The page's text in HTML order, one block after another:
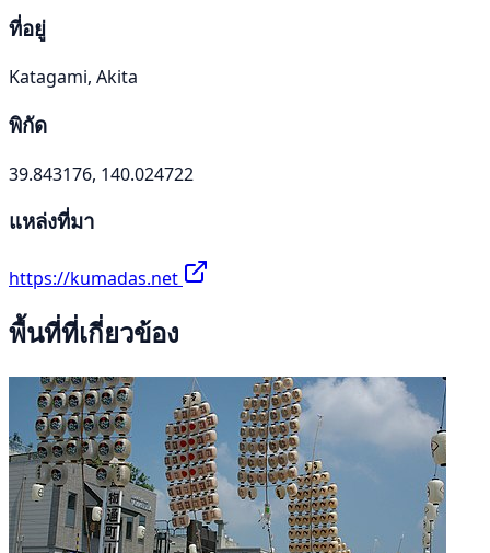
ที่อยู่
Katagami, Akita
พิกัด
39.843176, 140.024722
แหล่งที่มา
https://kumadas.net
พื้นที่ที่เกี่ยวข้อง